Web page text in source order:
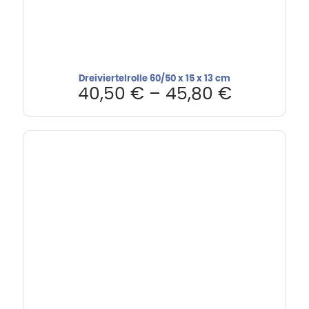
Dreiviertelrolle 60/50 x 15 x 13 cm
40,50 €– 45,80 €